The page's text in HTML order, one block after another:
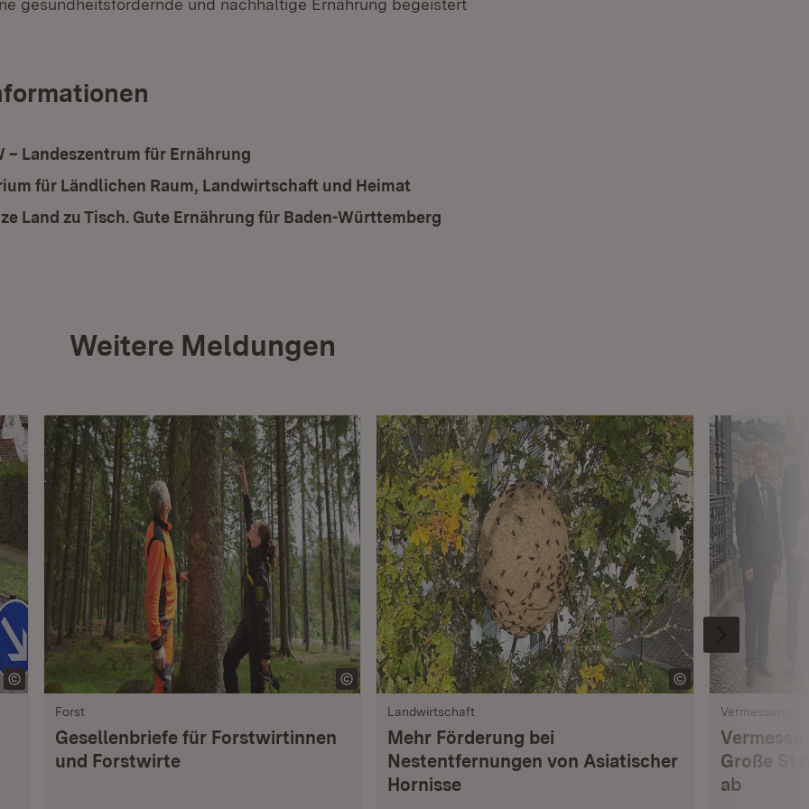
gesundheitsfördernde und nachhaltige Ernährung begeistert
– Landeszentrum für Ernährung
für Ländlichen Raum, Landwirtschaft und Heimat
Land zu Tisch. Gute Ernährung für Baden-Württemberg
Weitere Meldungen
Forst
Gesellenbriefe für Forstwirtinnen
und Forstwirte
Landwirtschaft
Mehr Förderung bei
Nestentfernungen von Asiatischer
Hornisse
Vermessung
Große
ab